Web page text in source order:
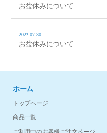
お盆休みについて
2022.07.30
お盆休みについて
ホーム
トップページ
商品一覧
ご利用中のお客様ご注文ページ